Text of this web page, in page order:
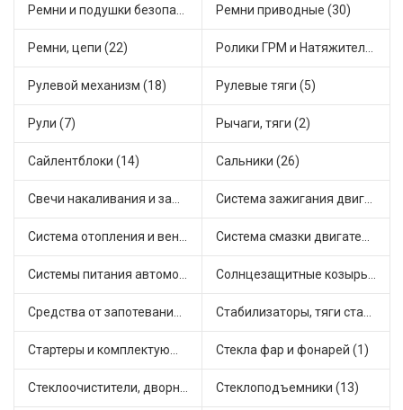
Ремни и подушки безопасности (6) Ремни приводные (30)
Ремни, цепи (22) Ролики ГРМ и Натяжители (15)
Рулевой механизм (18) Рулевые тяги (5)
Рули (7) Рычаги, тяги (2)
Сайлентблоки (14) Сальники (26)
Свечи накаливания и зажигания (36) Система зажигания двигателя (5)
Система отопления и вентиляции (15) Система смазки двигателя (9)
Системы питания автомобиля (25) Солнцезащитные козырьки для салона автомобиля (1)
Средства от запотевания и размораживатели стекла (1) Стабилизаторы, тяги стабилизатора, стойки стабилиз (9)
Стартеры и комплектующие (44) Стекла фар и фонарей (1)
Стеклоочистители, дворники (3) Стеклоподъемники (13)